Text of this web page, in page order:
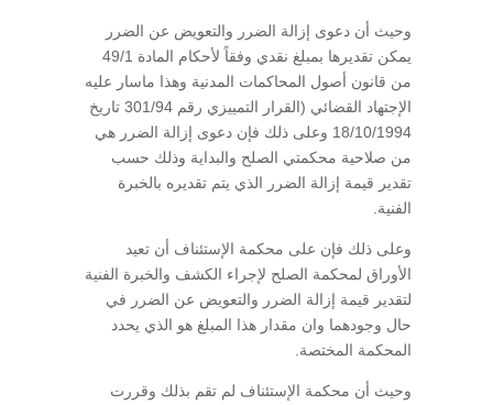
وحيث أن دعوى إزالة الضرر والتعويض عن الضرر
يمكن تقديرها بمبلغ نقدي وفقاً لأحكام المادة 49/1
من قانون أصول المحاكمات المدنية وهذا ماسار عليه
الإجتهاد القضائي (القرار التمييزي رقم 301/94 تاريخ
18/10/1994 وعلى ذلك فإن دعوى إزالة الضرر هي
من صلاحية محكمتي الصلح والبداية وذلك حسب
تقدير قيمة إزالة الضرر الذي يتم تقديره بالخبرة
الفنية.
وعلى ذلك فإن على محكمة الإستئناف أن تعيد
الأوراق لمحكمة الصلح لإجراء الكشف والخبرة الفنية
لتقدير قيمة إزالة الضرر والتعويض عن الضرر في
حال وجودهما وان مقدار هذا المبلغ هو الذي يحدد
المحكمة المختصة.
وحيث أن محكمة الإستئناف لم تقم بذلك وقررت